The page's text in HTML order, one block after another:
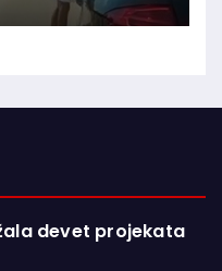
devet projekata